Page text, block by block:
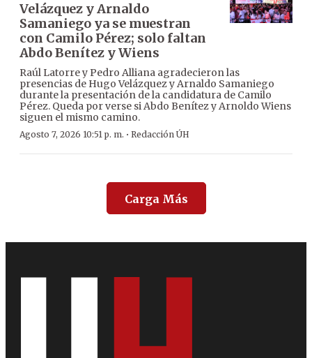
Velázquez y Arnaldo
Samaniego ya se muestran
con Camilo Pérez; solo faltan
Abdo Benítez y Wiens
Raúl Latorre y Pedro Alliana agradecieron las
presencias de Hugo Velázquez y Arnaldo Samaniego
durante la presentación de la candidatura de Camilo
Pérez. Queda por verse si Abdo Benítez y Arnoldo Wiens
siguen el mismo camino.
Agosto 7, 2026 10:51 p. m. · Redacción ÚH
Carga Más